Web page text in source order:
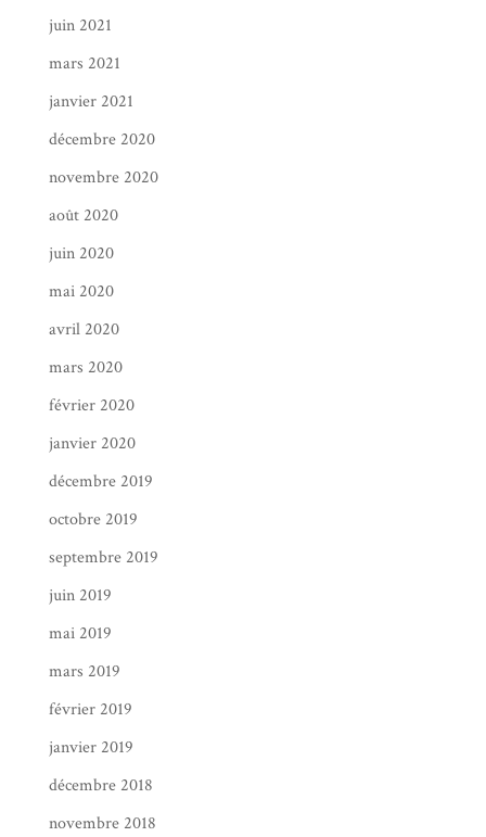
juin 2021
mars 2021
janvier 2021
décembre 2020
novembre 2020
août 2020
juin 2020
mai 2020
avril 2020
mars 2020
février 2020
janvier 2020
décembre 2019
octobre 2019
septembre 2019
juin 2019
mai 2019
mars 2019
février 2019
janvier 2019
décembre 2018
novembre 2018